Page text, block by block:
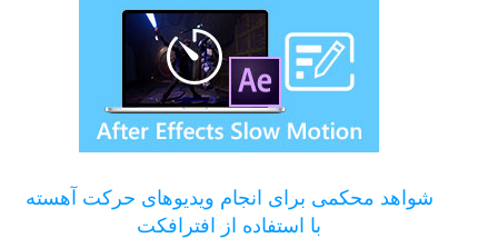
شواهد محکمی برای انجام ویدیوهای حرکت آهسته
با استفاده از افترافکت